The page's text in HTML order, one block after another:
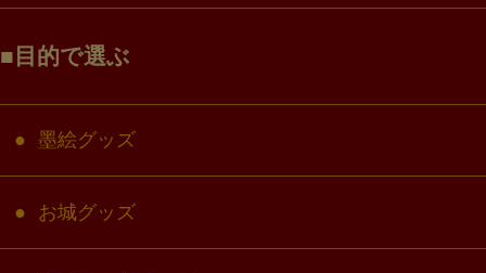
目的で選ぶ
墨絵グッズ
お城グッズ